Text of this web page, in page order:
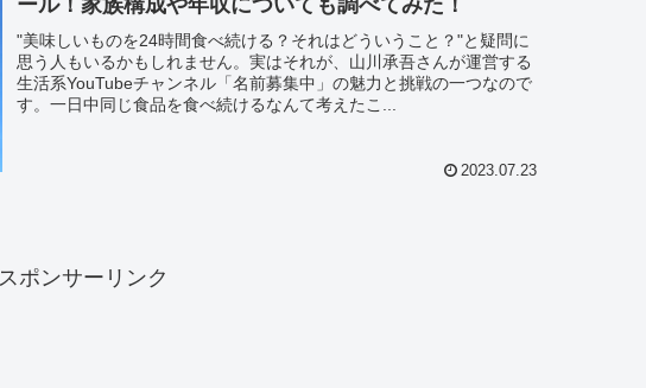
"美味しいものを24時間食べ続ける？それはどういうこと？"と疑問に
思う人もいるかもしれません。実はそれが、山川承吾さんが運営する
生活系YouTubeチャンネル「名前募集中」の魅力と挑戦の一つなので
す。一日中同じ食品を食べ続けるなんて考えたこ...
2023.07.23
スポンサーリンク